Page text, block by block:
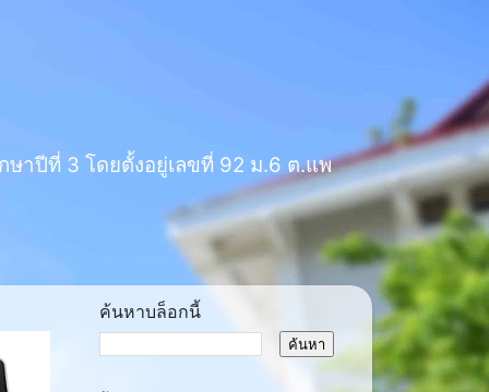
าปีที่ 3 โดยตั้งอยู่เลขที่ 92 ม.6 ต.แพ
ค้นหาบล็อกนี้